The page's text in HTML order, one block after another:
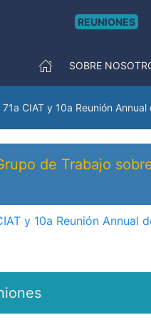
REUNIONES
SOBRE
71a CIAT y 10a Reunión Annual
de Trabajo
y 10a Reunión Annual